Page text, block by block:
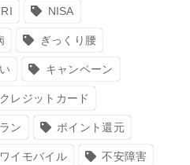
NISA
ぎっくり腰
キャンペーン
クレジットカード
ン ポイント還元
ワイモバイル 不安障害